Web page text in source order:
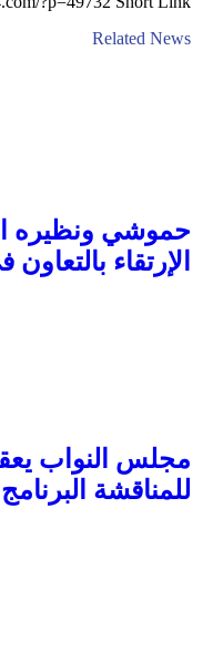
Related News
حموشي ونظيره
الإرتقاء
مجلس النواب
للمناقشة